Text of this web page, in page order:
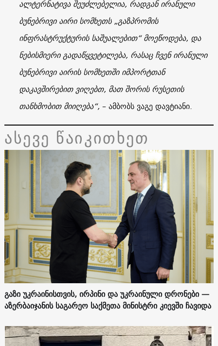
ალტერნატივა შეუძლებელია, რადგან ირანული
ბუნებრივი აირი სომხეთს „გაზპრომის
ინფრასტრუქტურის საშუალებით“ მოეწოდება, და
ნებისმიერი გადაწყვეტილება, რასაც ჩვენ ირანული
ბუნებრივი აირის სომხეთში იმპორტთან
დაკავშირებით ვიღებთ, მათ შორის რუსეთის
თანხმობით მიიღება“, – ამბობს ვაგე დავტიანი.
ასევე წაიკითხეთ
გაზი უკრაინისთვის, ირპინი და უკრაინული დრონები —
აზერბაიჯანის საგარეო საქმეთა მინისტრი კიევში ჩავიდა